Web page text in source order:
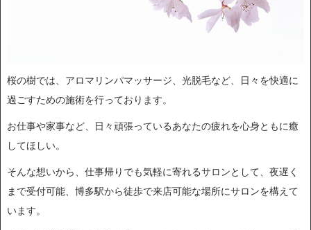
桜の樹では、アロマリンパマッサージ、光脱毛など、日々を快適に
過ごすための施術を行っております。
お仕事や家事など、日々頑張っているあなたの疲れを心身ともに癒
してほしい。
そんな想いから、仕事帰りでも気軽に寄れるサロンとして、夜遅く
まで受付可能、博多駅から徒歩で来店可能な場所にサロンを構えて
います。